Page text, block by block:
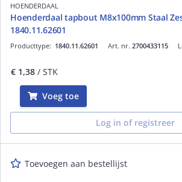
HOENDERDAAL
Hoenderdaal tapbout M8x100mm Staal
1840.11.62601
Art. nr. 2700433115
Producttype: 1840.11.62601
€ 1,38 / STK
Voeg toe
Log in of registreer
Toevoegen aan bestellijst